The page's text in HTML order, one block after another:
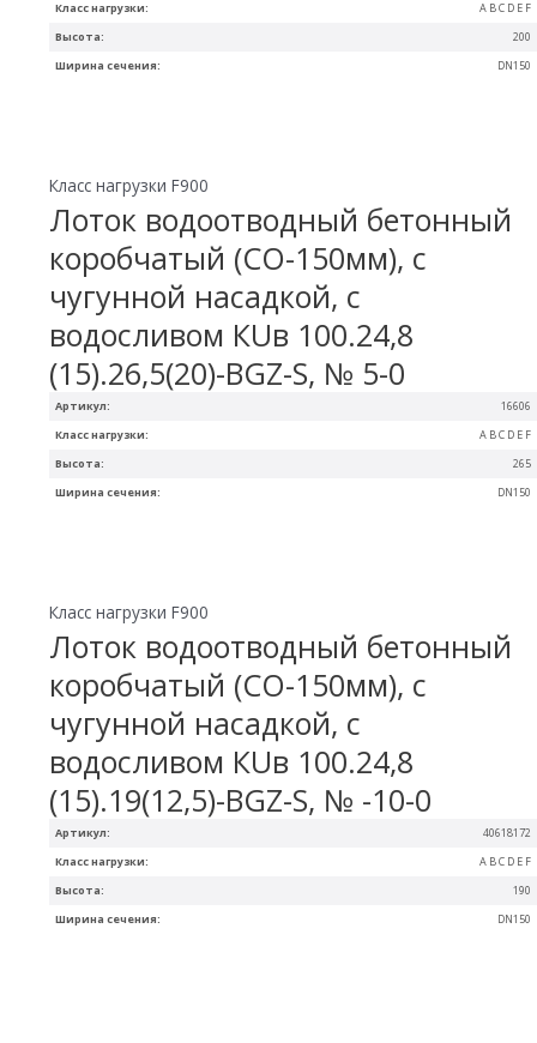
Ширина сечения: DN150
Высота: 200
Класс нагрузки: A B C D E F
Артикул: 16606
Ширина сечения: DN150
Высота: 265
Класс нагрузки: A B C D E F
Класс нагрузки F900
Лоток водоотводный бетонный
коробчатый (СО-150мм), с
чугунной насадкой, с
водосливом КUв 100.24,8
(15).26,5(20)-BGZ-S, № 5-0
Артикул: 40618172
Ширина сечения: DN150
Высота: 190
Класс нагрузки: A B C D E F
Класс нагрузки F900
Лоток водоотводный бетонный
коробчатый (СО-150мм), с
чугунной насадкой, с
водосливом КUв 100.24,8
(15).19(12,5)-BGZ-S, № -10-0